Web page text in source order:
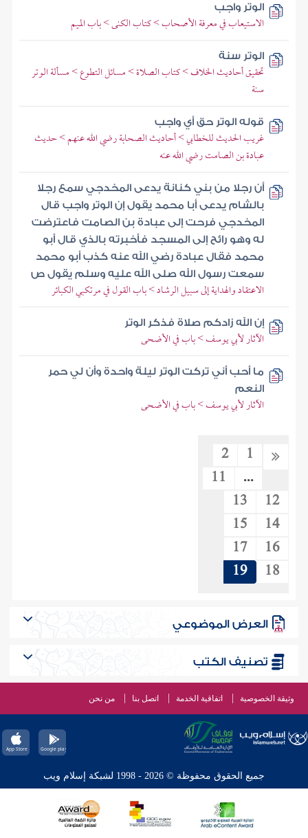
الوتر واجب
الاستيعاب في معرفة الأصحاب > كتاب الكنى > باب الميم
الوتر سنة
تحقيق أحاديث الخلاف > كتاب الصلاة > مسائل التطوع > مسألة الوتر
سنة
قوله الوتر حق أي واجب
غريب الحديث للخطابي > أحاديث الصحابة رضي الله عنهم > حديث
عبادة بن الصامت رضي الله عنه
أن رجلا من بني كنانة يدعى المخدجي سمع رجلا
بالشام يدعى أبا محمد يقول إن الوتر واجب قال
المخدجي فرحت إلى عبادة بن الصامت فاعترضت
له وهو رائح إلى المسجد فأخبرته بالذي قال أبو
محمد فقال عبادة رضي الله عنه كذب أبو محمد
سمعت رسول الله صلى الله عليه وسلم يقول ص
الاعتقاد والهداية إلى سبيل الرشاد > باب القول في مرتكبي الكبائر
إن الله زادكم صلاة فذكر الوتر
الآثار لأبي يوسف > باب في الأضحى
ما أحب أني تركت الوتر ليلة واحدة وأن لي حمر
النعم
الآثار لأبي يوسف > باب في الأضحى
1
2
...
11
12
13
14
15
16
17
18
19
العرض الموضوعي
تصنيف الكتب
وثيقة الخصوصية اتفاقية الخدمة اتصل بنا من نحن
جميع الحقوق محفوظة © 2026 - 1998 لشبكة إسلام ويب